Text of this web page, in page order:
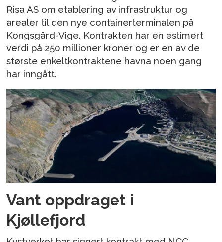
Risa AS om etablering av infrastruktur og
arealer til den nye containerterminalen på
Kongsgård-Vige. Kontrakten har en estimert
verdi på 250 millioner kroner og er en av de
største enkeltkontraktene havna noen gang
har inngått.
Vant oppdraget i
Kjøllefjord